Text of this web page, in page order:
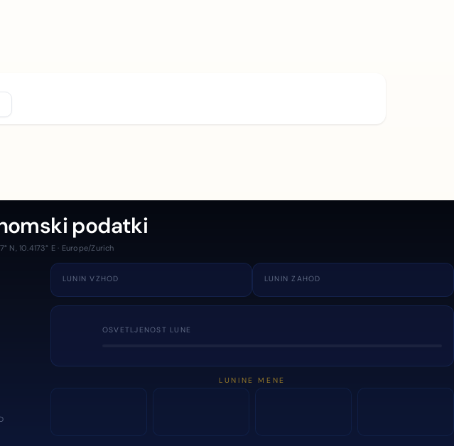
podatki
N, 10.4173° E · Europe/Zurich
LUNIN VZHOD LUNIN ZAHOD
OSVETLJENOST LUNE
LUNINE MENE